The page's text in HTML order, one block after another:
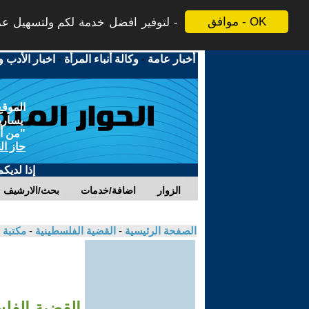
موافق - OK لتوفير افضل خدمة لكم ولتسهيل
أخبار عامة -وكالة أنباء المرأة - اخبار الأدب
"من
حاز
إذا
بحث/الارشيف اضافة/خدمات الزوار
الصفحة الرئيسية - القضية الفلسطينية -